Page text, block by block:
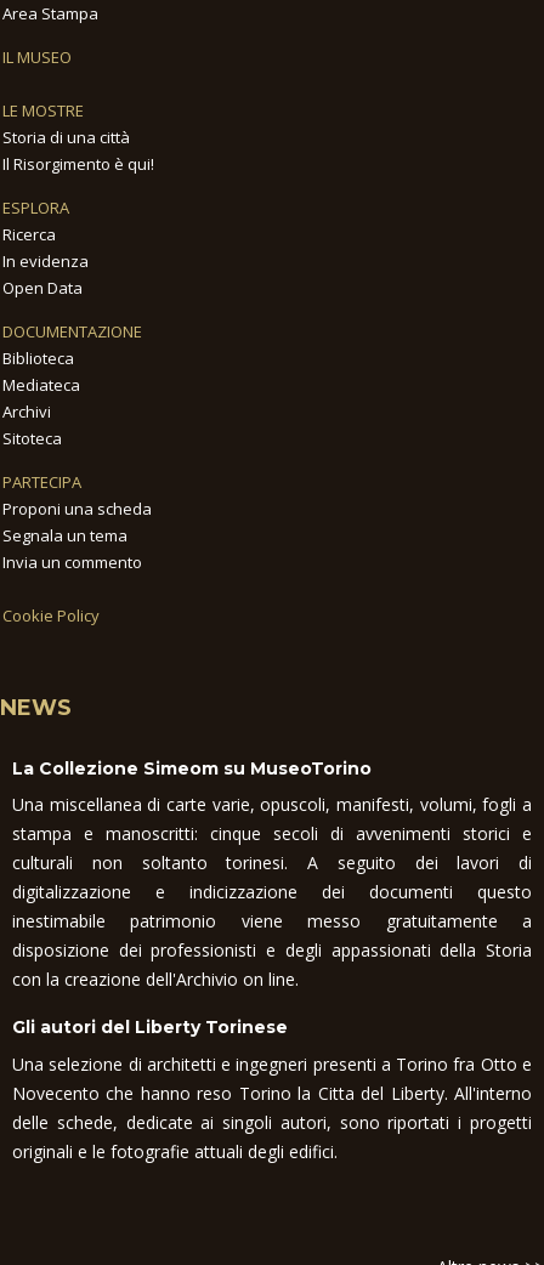
Area Stampa
IL MUSEO
LE MOSTRE
Storia di una città
Il Risorgimento è qui!
ESPLORA
Ricerca
In evidenza
Open Data
DOCUMENTAZIONE
Biblioteca
Mediateca
Archivi
Sitoteca
PARTECIPA
Proponi una scheda
Segnala un tema
Invia un commento
Cookie Policy
NEWS
La Collezione Simeom su MuseoTorino
Una miscellanea di carte varie, opuscoli, manifesti, volumi, fogli a
stampa e manoscritti: cinque secoli di avvenimenti storici e
culturali non soltanto torinesi. A seguito dei lavori di
digitalizzazione e indicizzazione dei documenti questo
inestimabile patrimonio viene messo gratuitamente a
disposizione dei professionisti e degli appassionati della Storia
con la creazione dell'Archivio on line.
Gli autori del Liberty Torinese
Una selezione di architetti e ingegneri presenti a Torino fra Otto e
Novecento che hanno reso Torino la Citta del Liberty. All'interno
delle schede, dedicate ai singoli autori, sono riportati i progetti
originali e le fotografie attuali degli edifici.